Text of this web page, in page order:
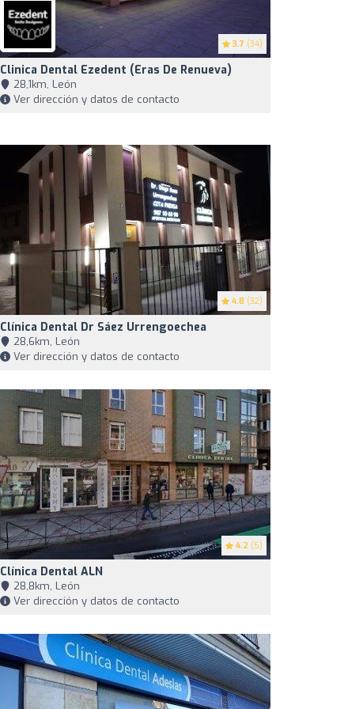
3.7 (34)
Clinica Dental Ezedent (Eras De Renueva)
28,1km, León
Ver dirección y datos de contacto
4.8 (32)
Clínica Dental Dr Sáez Urrengoechea
28,6km, León
Ver dirección y datos de contacto
4.2 (5)
Clínica Dental ALN
28,8km, León
Ver dirección y datos de contacto